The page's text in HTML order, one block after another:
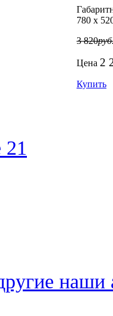
780 х
3 820
Цена 2
Купить
21
наши